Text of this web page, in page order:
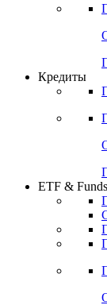
Кредиты
ETF & Funds